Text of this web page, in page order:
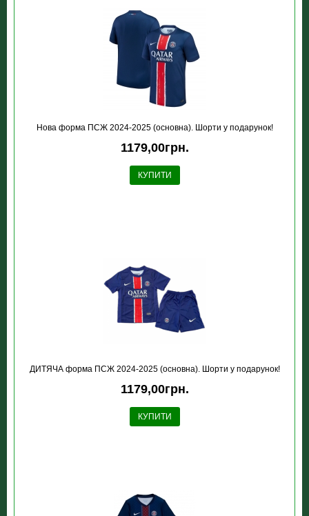
Нова форма ПСЖ 2024-2025 (основна). Шорти у подарунок!
1179,00грн.
КУПИТИ
ДИТЯЧА форма ПСЖ 2024-2025 (основна). Шорти у подарунок!
1179,00грн.
КУПИТИ